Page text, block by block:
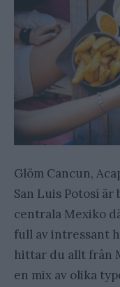
Glöm Cancun,
San Luis Potosí
centrala Mexiko
full av intressant
hittar du allt från
en mix av olika